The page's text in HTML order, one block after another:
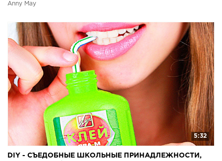
Anny May
5:32
DIY - СЪЕДОБНЫЕ ШКОЛЬНЫЕ ПРИНАДЛЕЖНОСТИ,